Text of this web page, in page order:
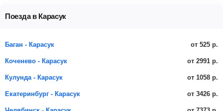
Поезда в Карасук
Баган - Карасук от 525 р.
Коченево - Карасук от 2991 р.
Кулунда - Карасук от 1058 р.
Екатеринбург - Карасук от 3426 р.